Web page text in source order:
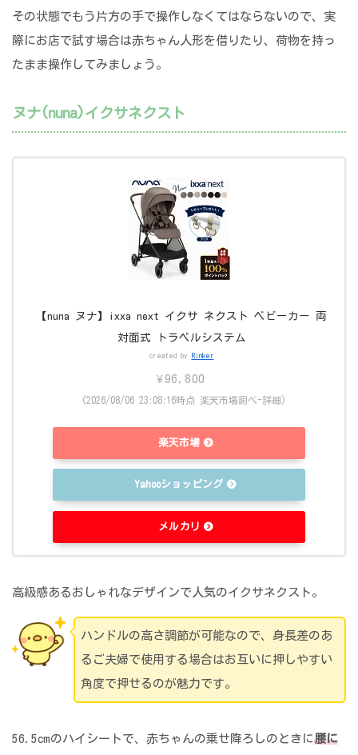
その状態でもう片方の手で操作しなくてはならないので、実
際にお店で試す場合は赤ちゃん人形を借りたり、荷物を持っ
たまま操作してみましょう。
ヌナ(nuna)イクサネクスト
【nuna ヌナ】ixxa next イクサ ネクスト ベビーカー 両
対面式 トラベルシステム
created by Rinker
¥96,800
(2026/08/06 23:08:16時点 楽天市場調べ-詳細)
楽天市場
Yahooショッピング
メルカリ
高級感あるおしゃれなデザインで人気のイクサネクスト。
ハンドルの高さ調節が可能なので、身長差のあ
るご夫婦で使用する場合はお互いに押しやすい
角度で押せるのが魅力です。
56.5cmのハイシートで、赤ちゃんの乗せ降ろしのときに腰に